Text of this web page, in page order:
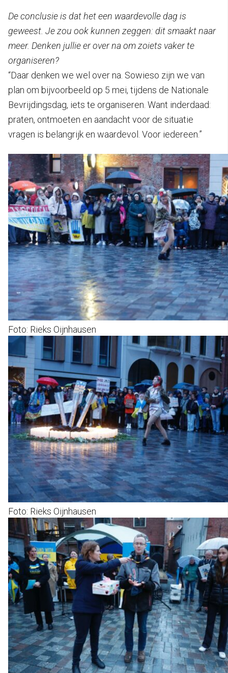
De conclusie is dat het een waardevolle dag is
geweest. Je zou ook kunnen zeggen: dit smaakt naar
meer. Denken jullie er over na om zoiets vaker te
organiseren?
“Daar denken we wel over na. Sowieso zijn we van
plan om bijvoorbeeld op 5 mei, tijdens de Nationale
Bevrijdingsdag, iets te organiseren. Want inderdaad:
praten, ontmoeten en aandacht voor de situatie
vragen is belangrijk en waardevol. Voor iedereen.”
Foto: Rieks Oijnhausen
Foto: Rieks Oijnhausen